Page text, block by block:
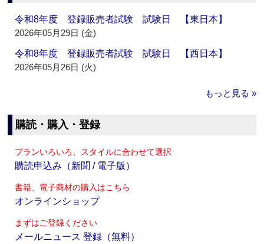
令和8年度 登録販売者試験 試験日 【東日本】
2026年05月29日 (金)
令和8年度 登録販売者試験 試験日 【西日本】
2026年05月26日 (火)
もっと見る »
購読・購入・登録
プランいろいろ、スタイルに合わせて選択
購読申込み（新聞 / 電子版）
書籍、電子商材の購入はこちら
オンラインショップ
まずはご登録ください
メールニュース 登録（無料）